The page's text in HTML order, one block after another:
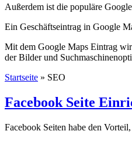
Außerdem ist die populäre
Ein Geschäftseintrag in Google
Mit dem Google Maps Eintrag
der Bilder und
Startseite » SEO
Facebook Seite
Facebook Seiten habe den